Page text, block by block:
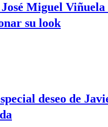
Miguel Viñuela
su look
deseo de